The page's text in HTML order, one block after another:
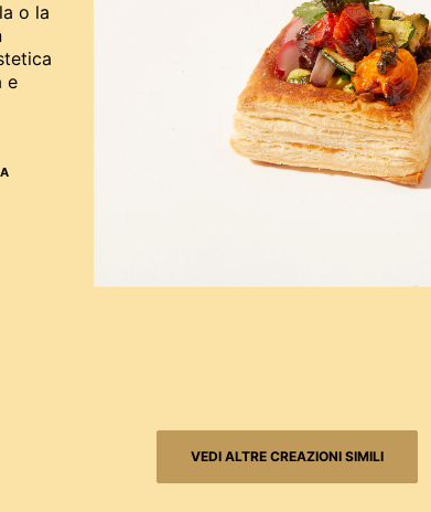
o la
e
VEDI ALTRE CREAZIONI SIMILI